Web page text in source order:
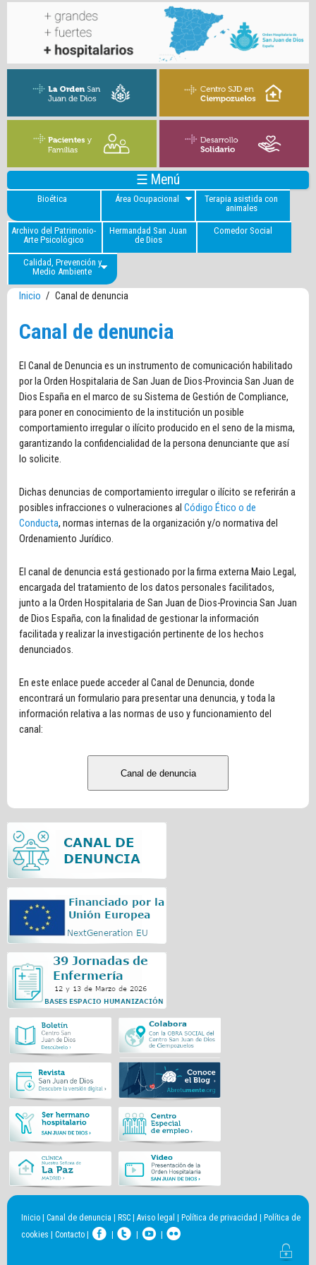
☰ Menú
Bioética Área Ocupacional
Terapia asistida con
animales
Archivo del Patrimonio-
Arte Psicológico
Hermandad San Juan
de Dios
Comedor Social
Calidad, Prevención y
Medio Ambiente
Inicio / Canal de denuncia
Canal de denuncia
El Canal de Denuncia es un instrumento de comunicación habilitado
por la Orden Hospitalaria de San Juan de Dios-Provincia San Juan de
Dios España en el marco de su Sistema de Gestión de Compliance,
para poner en conocimiento de la institución un posible
comportamiento irregular o ilícito producido en el seno de la misma,
garantizando la confidencialidad de la persona denunciante que así
lo solicite.
Dichas denuncias de comportamiento irregular o ilícito se referirán a
posibles infracciones o vulneraciones al Código Ético o de
Conducta, normas internas de la organización y/o normativa del
Ordenamiento Jurídico.
El canal de denuncia está gestionado por la firma externa Maio Legal,
encargada del tratamiento de los datos personales facilitados,
junto a la Orden Hospitalaria de San Juan de Dios-Provincia San Juan
de Dios España, con la finalidad de gestionar la información
facilitada y realizar la investigación pertinente de los hechos
denunciados.
En este enlace puede acceder al Canal de Denuncia, donde
encontrará un formulario para presentar una denuncia, y toda la
información relativa a las normas de uso y funcionamiento del
canal:
Canal de denuncia
Inicio Canal de denuncia RSC Aviso legal Política de privacidad
Política de
cookies
Contacto